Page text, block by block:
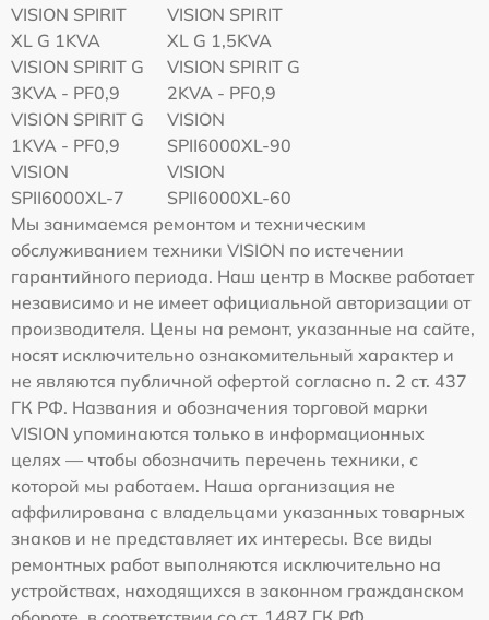
VISION SPIRIT
XL G 1KVA
VISION SPIRIT
XL G 1,5KVA
VISION SPIRIT G
3KVA - PF0,9
VISION SPIRIT G
2KVA - PF0,9
VISION SPIRIT G
1KVA - PF0,9
VISION
SPII6000XL-90
VISION
SPII6000XL-7
VISION
SPII6000XL-60
Мы занимаемся ремонтом и техническим
обслуживанием техники VISION по истечении
гарантийного периода. Наш центр в Москве работает
независимо и не имеет официальной авторизации от
производителя. Цены на ремонт, указанные на сайте,
носят исключительно ознакомительный характер и
не являются публичной офертой согласно п. 2 ст. 437
ГК РФ. Названия и обозначения торговой марки
VISION упоминаются только в информационных
целях — чтобы обозначить перечень техники, с
которой мы работаем. Наша организация не
аффилирована с владельцами указанных товарных
знаков и не представляет их интересы. Все виды
ремонтных работ выполняются исключительно на
устройствах, находящихся в законном гражданском